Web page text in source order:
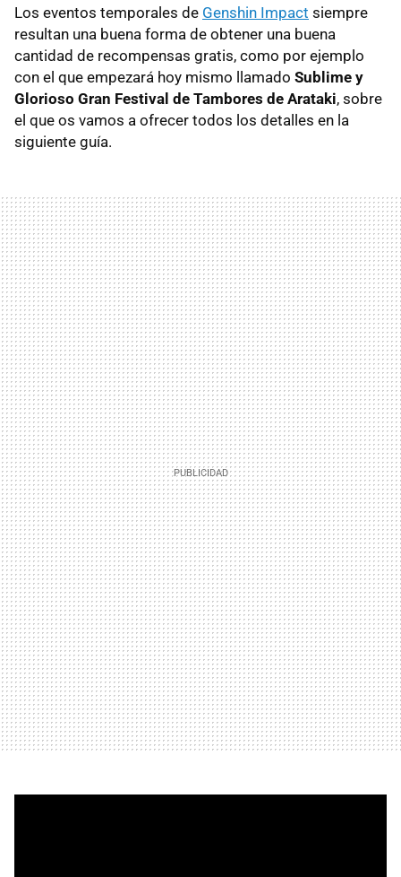
Los eventos temporales de Genshin Impact siempre
resultan una buena forma de obtener una buena
cantidad de recompensas gratis, como por ejemplo
con el que empezará hoy mismo llamado Sublime y
Glorioso Gran Festival de Tambores de Arataki, sobre
el que os vamos a ofrecer todos los detalles en la
siguiente guía.